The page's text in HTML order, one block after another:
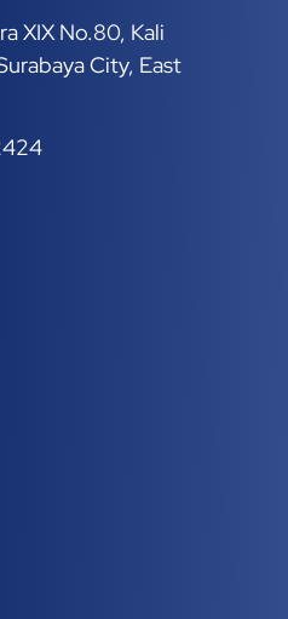
XIX No.80, Kali
City, East